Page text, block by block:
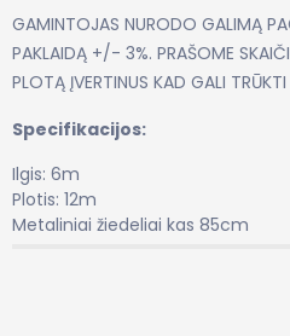
GAMINTOJAS NURODO GALIMĄ
PAKLAIDĄ +/- 3%. PRAŠOME
PLOTĄ ĮVERTINUS KAD GALI
Specifikacijos:
Ilgis: 6m
Plotis: 12m
Metaliniai žiedeliai kas 85cm